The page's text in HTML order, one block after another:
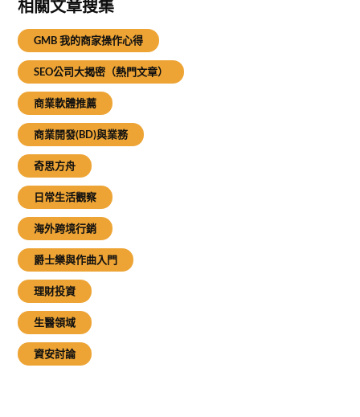
相關文章搜集
GMB 我的商家操作心得
SEO公司大揭密（熱門文章）
商業軟體推薦
商業開發(BD)與業務
奇思方舟
日常生活觀察
海外跨境行銷
爵士樂與作曲入門
理財投資
生醫領域
資安討論